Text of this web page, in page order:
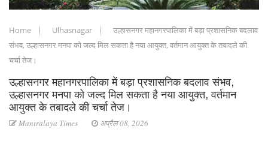
Home Ulhasnagar
उल्हासनगर महानगरपालिका में बड़ा प्रशासनिक बदलाव
संभव, उल्हासनगर मनपा को जल्द मिल सकता है नया आयुक्त, वर्तमान आयुक्त के तबादले की
चर्चा तेज।
उल्हासनगर महानगरपालिका में बड़ा प्रशासनिक बदलाव संभव,
उल्हासनगर मनपा को जल्द मिल सकता है नया आयुक्त, वर्तमान
आयुक्त के तबादले की चर्चा तेज।
Mantralaya Times अप्रैल 08, 2026